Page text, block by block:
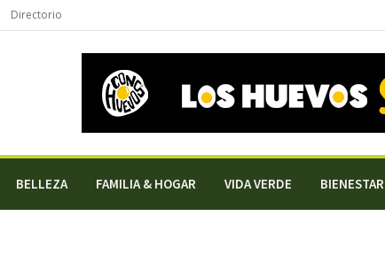
Directorio
BELLEZA FAMILIA & HOGAR VIDA VERDE BIENESTAR